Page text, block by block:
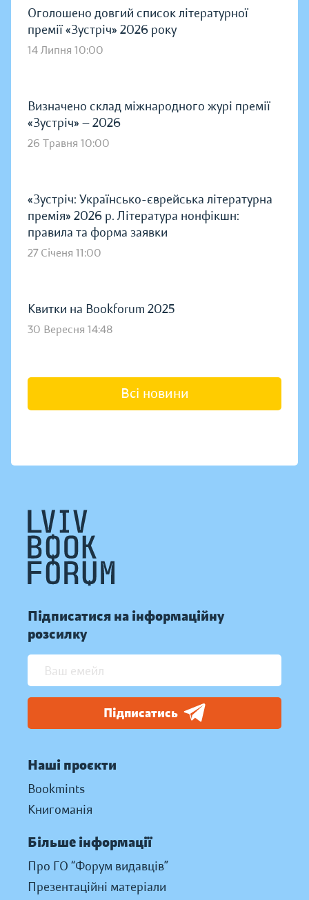
Оголошено довгий список літературної
премії «Зустріч» 2026 року
14 Липня 10:00
Визначено склад міжнародного журі премії
«Зустріч» — 2026
26 Травня 10:00
«Зустріч: Українсько-єврейська літературна
премія» 2026 р. Література нонфікшн:
правила та форма заявки
27 Січеня 11:00
Квитки на Bookforum 2025
30 Вересня 14:48
Всі новини
Підписатися на інформаційну
розсилку
Підписатись
Наші проєкти
Bookmints
Книгоманія
Більше інформації
Про ГО “Форум видавців”
Презентаційні матеріали